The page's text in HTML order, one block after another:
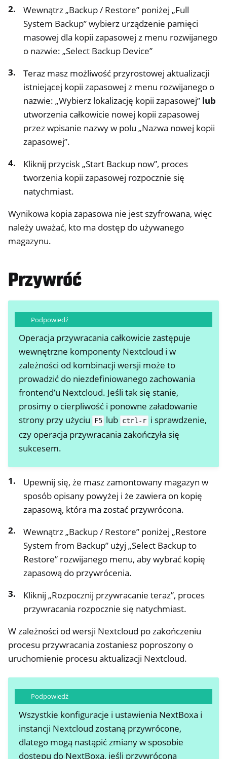
Wewnątrz „Backup / Restore” poniżej „Full
System Backup” wybierz urządzenie pamięci
masowej dla kopii zapasowej z menu rozwijanego
o nazwie: „Select Backup Device”
Teraz masz możliwość przyrostowej aktualizacji
istniejącej kopii zapasowej z menu rozwijanego o
nazwie: „Wybierz lokalizację kopii zapasowej” lub
utworzenia całkowicie nowej kopii zapasowej
przez wpisanie nazwy w polu „Nazwa nowej kopii
zapasowej”.
Kliknij przycisk „Start Backup now”, proces
tworzenia kopii zapasowej rozpocznie się
natychmiast.
Wynikowa kopia zapasowa nie jest szyfrowana, więc
należy uważać, kto ma dostęp do używanego
magazynu.
Przywróć
Podpowiedź
Operacja przywracania całkowicie zastępuje
wewnętrzne komponenty Nextcloud i w
zależności od kombinacji wersji może to
prowadzić do niezdefiniowanego zachowania
frontend’u Nextcloud. Jeśli tak się stanie,
prosimy o cierpliwość i ponowne załadowanie
strony przy użyciu
F5 lub ctrl-r i sprawdzenie,
czy operacja przywracania zakończyła się
sukcesem.
Upewnij się, że masz zamontowany magazyn w
sposób opisany powyżej i że zawiera on kopię
zapasową, która ma zostać przywrócona.
Wewnątrz „Backup / Restore” poniżej „Restore
System from Backup” użyj „Select Backup to
Restore” rozwijanego menu, aby wybrać kopię
zapasową do przywrócenia.
Kliknij „Rozpocznij przywracanie teraz”, proces
przywracania rozpocznie się natychmiast.
W zależności od wersji Nextcloud po zakończeniu
procesu przywracania zostaniesz poproszony o
uruchomienie procesu aktualizacji Nextcloud.
Podpowiedź
Wszystkie konfiguracje i ustawienia NextBoxa i
instancji Nextcloud zostaną przywrócone,
dlatego mogą nastąpić zmiany w sposobie
dostępu do NextBoxa, jeśli przywrócona